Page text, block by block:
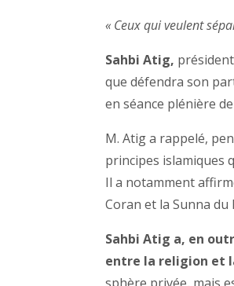
« Ceux qui veulent
Sahbi Atig,
que défendra son
en séance plénière
M. Atig a rappelé,
principes islamiques
Il a notamment
Coran et la Sunna
Sahbi Atig a, en
entre la religion et
sphère privée, mais